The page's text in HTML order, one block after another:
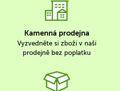
Kamenná prodejna
Vyzvedněte si zboží v naší
prodejně bez poplatku